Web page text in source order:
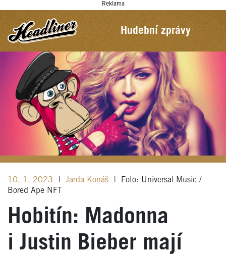
Reklama
Hudební zprávy
10. 1. 2023 Jarda Konáš
Foto: Universal Music /
Bored Ape NFT
Hobitín: Madonna
i Justin Bieber mají